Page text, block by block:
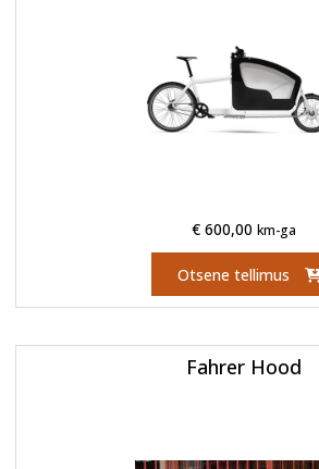
€ 600,00 km-ga
Otsene tellimus
Fahrer Hood